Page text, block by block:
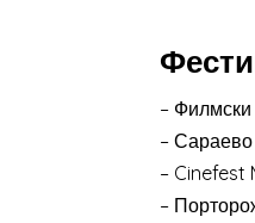
–
–
– Cinefest
–